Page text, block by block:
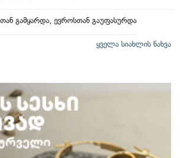
გამყარდა, ევროსთან გაუფასურდა
ყველა სიახლის ნახვა